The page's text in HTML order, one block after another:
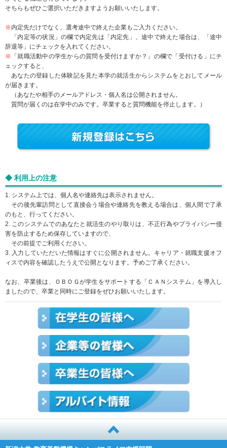
そちらもぜひご選択いただきますようお願いいたします。
※内定先だけでなく、選考途中で終えた企業もご入力ください。
「内定等の状況」の欄で内定先は「内定先」、途中で終えた場合は、「途中
辞退等」にチェックを入れてください。
※ 「就職活動中の学生からの質問を受付けますか？」の欄で「受付ける」にチ
ェックすると、
あなたの登録した体験記を見た本学の就活生からシステムをとおしてメール
が届きます。
（あなたや相手のメールアドレス・個人名は公開されません。
質問が届くのは在学中のみです。卒業すると質問機能を停止します。）
◆ 利用上の注意
1. システム上では、個人名や連絡先は表示されません。
その後先輩訪問として直接会う場合や連絡先を教える場合は、個人間で了承
のもと、行ってください。
2. このシステムでのあなたと就活生のやり取りは、不正行為やプライバシー侵
害を防止するため保存していますので、
その前提でご利用ください。
3. 入力していただいた情報はすぐに公開されません。キャリア・就職支援オフ
ィスで内容を確認したうえで公開となります。予めご了承ください。
なお、卒業後は、ＯＢＯＧが学生をサポートする「ＣＡＮシステム」を導入し
ましたので、卒業と同時にご登録をぜひお願いいたします。